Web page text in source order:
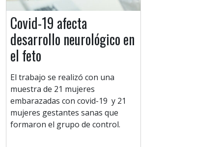
Covid-19 afecta
desarrollo neurológico en
el feto
El trabajo se realizó con una
muestra de 21 mujeres
embarazadas con covid-19 y 21
mujeres gestantes sanas que
formaron el grupo de control.